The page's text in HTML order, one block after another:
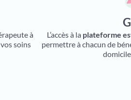
à
soins
L’accès à la plateforme
permettre à chacun de